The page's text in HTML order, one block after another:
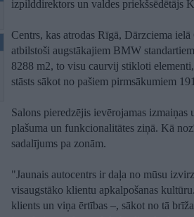
izpilddirektors un valdes priekšsēdētājs
Centrs, kas atrodas Rīgā, Dārzciema
atbilstoši augstākajiem BMW
8288 m2, to visu caurvij stikloti
stāsts sākot no pašiem pirmsākumiem
Salons pieredzējis ievērojamas
plašuma un funkcionalitātes ziņā. Kā
sadalījums pa zonām.
"Jaunais autocentrs ir daļa no mūsu
visaugstāko klientu apkalpošanas
klients un viņa ērtības –, sākot no tā